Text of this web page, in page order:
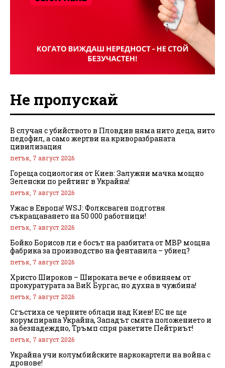
Не пропускай
В случая с убийството в Пловдив няма нито деца, нито
педофил, а само жертви на криворазбраната
цивилизация
петък, 7 август 2026
Гореща социология от Киев: Залужни мачка мощно
Зеленски по рейтинг в Украйна!
петък, 7 август 2026
Ужас в Европа! WSJ: Фолксваген подготвя
съкращаването на 50 000 работници!
петък, 7 август 2026
Бойко Борисов ли е босът на разбитата от МВР мощна
фабрика за производство на фентанила – убиец?
петък, 7 август 2026
Христо Широков – Широката вече е обвиняем от
прокуратурата за ВиК Бургас, но духна в чужбина!
петък, 7 август 2026
Сгъстиха се черните облаци над Киев! ЕС не ще
корумпирана Украйна, Западът смята положението и
за безнадеждно, Тръмп спря ракетите Пейтриът!
петък, 7 август 2026
Украйна учи колумбийските наркокартели на война с
дронове!